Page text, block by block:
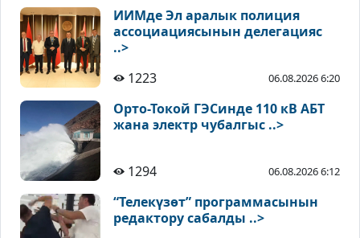
ИИМде Эл аралык полиция
ассоциациясынын делегацияс
..>
1223
06.08.2026 6:20
Орто-Токой ГЭСинде 110 кВ АБТ
жана электр чубалгыс ..>
1294 06.08.2026 6:12
“Телекүзөт” программасынын
редактору сабалды ..>